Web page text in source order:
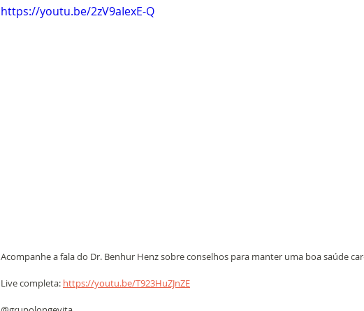
https://youtu.be/2zV9aIexE-Q
Acompanhe a fala do Dr. Benhur Henz sobre conselhos para manter uma boa saúde
Live completa: https://youtu.be/T923HuZJnZE